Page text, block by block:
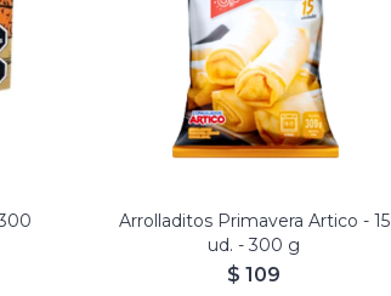
Arrolladitos Primavera Artico - 15
ud. - 300 g
$ 109